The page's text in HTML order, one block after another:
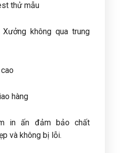
thử mẫu
không qua trung
hàng
in ấn đảm bảo chất
và không bị lỗi.